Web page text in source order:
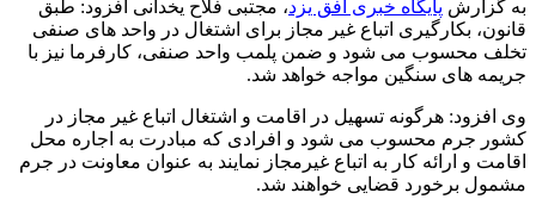
به گزارش پایگاه خبری افق یزد، مجتبی فلاح یخدانی افزود: طبق
قانون، بکارگیری اتباع غیر مجاز برای اشتغال در واحد های صنفی
تخلف محسوب می شود و ضمن پلمب واحد صنفی، کارفرما نیز با
جریمه های سنگین مواجه خواهد شد.
وی افزود: هرگونه تسهیل در اقامت و اشتغال اتباع غیر مجاز در
کشور جرم محسوب می شود و افرادی که مبادرت به اجاره محل
اقامت و ارائه کار به اتباع غیرمجاز نمایند به عنوان معاونت در جرم
مشمول برخورد قضایی خواهند شد.